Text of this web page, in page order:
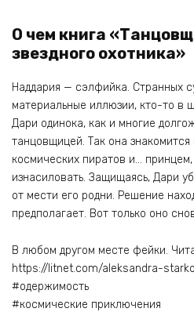
О чем книга
звездного охотника»
Наддария — сэлфийка. Странных
материальные иллюзии, кто-то в
Дари одинока, как и многие
танцовщицей. Так она
космических пиратов и…
изнасиловать. Защищаясь, Дари
от мести его родни. Решение
предполагает. Вот только оно
В любом другом месте фейки.
https://litnet.com/aleksandra-
#одержимость
#космические приключения